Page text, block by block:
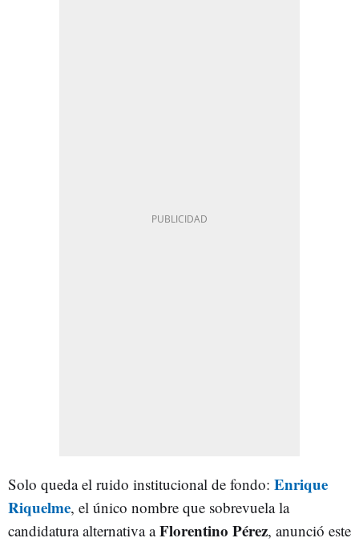
Solo queda el ruido institucional de fondo: Enrique
Riquelme, el único nombre que sobrevuela la
candidatura alternativa aFlorentino Pérez, anunció este